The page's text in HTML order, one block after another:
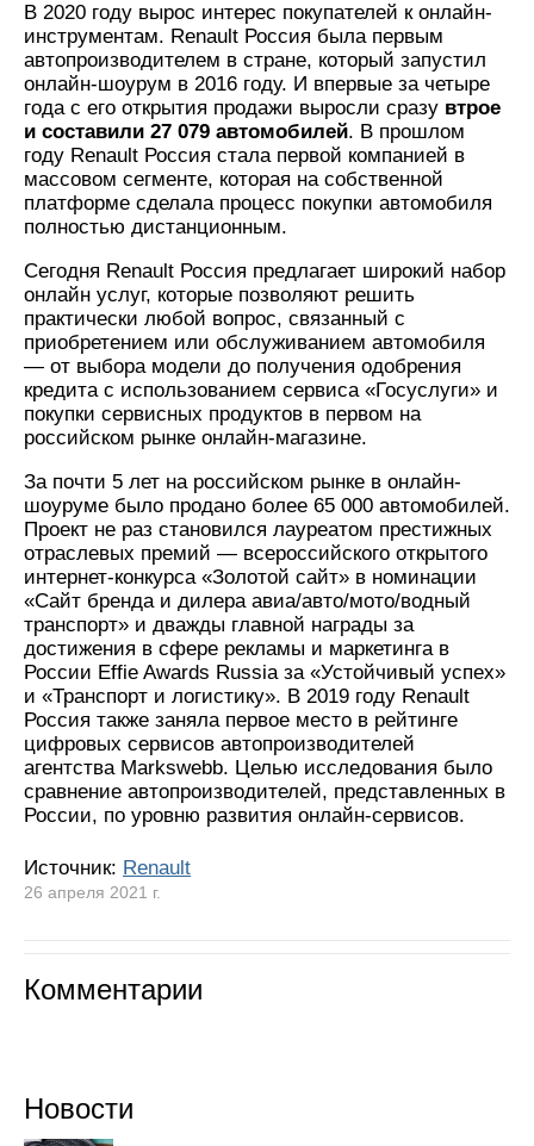
В 2020 году вырос интерес покупателей к онлайн-
инструментам. Renault Россия была первым
автопроизводителем в стране, который запустил
онлайн-шоурум в 2016 году. И впервые за четыре
года с его открытия продажи выросли сразу втрое
и составили 27 079 автомобилей. В прошлом
году Renault Россия стала первой компанией в
массовом сегменте, которая на собственной
платформе сделала процесс покупки автомобиля
полностью дистанционным.
Сегодня Renault Россия предлагает широкий набор
онлайн услуг, которые позволяют решить
практически любой вопрос, связанный с
приобретением или обслуживанием автомобиля
— от выбора модели до получения одобрения
кредита с использованием сервиса «Госуслуги» и
покупки сервисных продуктов в первом на
российском рынке онлайн-магазине.
За почти 5 лет на российском рынке в онлайн-
шоуруме было продано более 65 000 автомобилей.
Проект не раз становился лауреатом престижных
отраслевых премий — всероссийского открытого
интернет-конкурса «Золотой сайт» в номинации
«Сайт бренда и дилера авиа/авто/мото/водный
транспорт» и дважды главной награды за
достижения в сфере рекламы и маркетинга в
России Effie Awards Russia за «Устойчивый успех»
и «Транспорт и логистику». В 2019 году Renault
Россия также заняла первое место в рейтинге
цифровых сервисов автопроизводителей
агентства Markswebb. Целью исследования было
сравнение автопроизводителей, представленных в
России, по уровню развития онлайн-сервисов.
Источник: Renault
26 апреля 2021 г.
Комментарии
Новости